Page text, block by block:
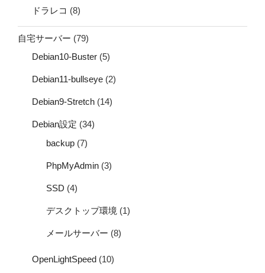
ドラレコ (8)
自宅サーバー (79)
Debian10-Buster (5)
Debian11-bullseye (2)
Debian9-Stretch (14)
Debian設定 (34)
backup (7)
PhpMyAdmin (3)
SSD (4)
デスクトップ環境 (1)
メールサーバー (8)
OpenLightSpeed (10)